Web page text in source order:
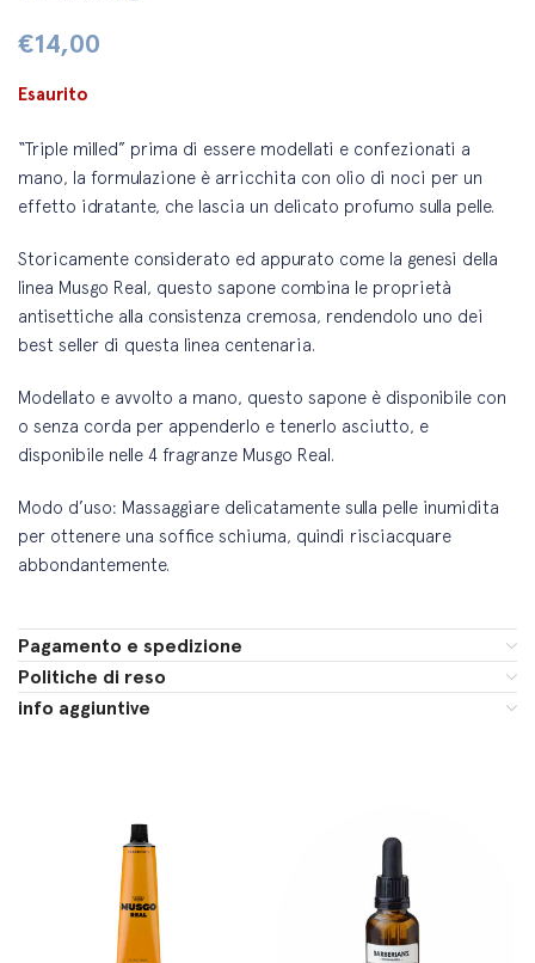
€14,00
Esaurito
“Triple milled” prima di essere modellati e confezionati a
mano, la formulazione è arricchita con olio di noci per un
effetto idratante, che lascia un delicato profumo sulla pelle.
Storicamente considerato ed appurato come la genesi della
linea Musgo Real, questo sapone combina le proprietà
antisettiche alla consistenza cremosa, rendendolo uno dei
best seller di questa linea centenaria.
Modellato e avvolto a mano, questo sapone è disponibile con
o senza corda per appenderlo e tenerlo asciutto, e
disponibile nelle 4 fragranze Musgo Real.
Modo d’uso: Massaggiare delicatamente sulla pelle inumidita
per ottenere una soffice schiuma, quindi risciacquare
abbondantemente.
Pagamento e spedizione
Politiche di reso
info aggiuntive